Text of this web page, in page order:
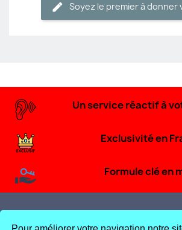
Soyez le premier à donner
Un service réactif à
Exclusivité en
Formule clé en